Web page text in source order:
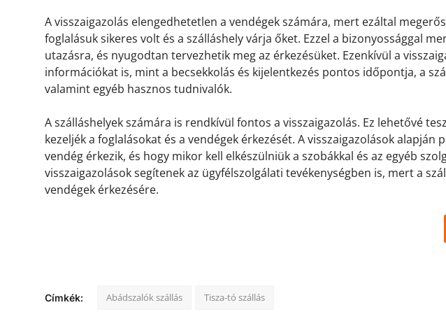
A visszaigazolás elengedhetetlen a vendégek számára, mert ezáltal
foglalásuk sikeres volt és a szálláshely várja őket. Ezzel a bizonyossággal
utazásra, és nyugodtan tervezhetik meg az érkezésüket. Ezenkívül a
információkat is, mint a becsekkolás és kijelentkezés pontos időpontja, a
valamint egyéb hasznos tudnivalók.
A szálláshelyek számára is rendkívül fontos a visszaigazolás. Ez lehetővé
kezeljék a foglalásokat és a vendégek érkezését. A visszaigazolások alapján
vendég érkezik, és hogy mikor kell elkészülniük a szobákkal és az egyéb
visszaigazolások segítenek az ügyfélszolgálati tevékenységben is, mert a
vendégek érkezésére.
Címkék: Abádszalók szállás Tisza-tó szállás